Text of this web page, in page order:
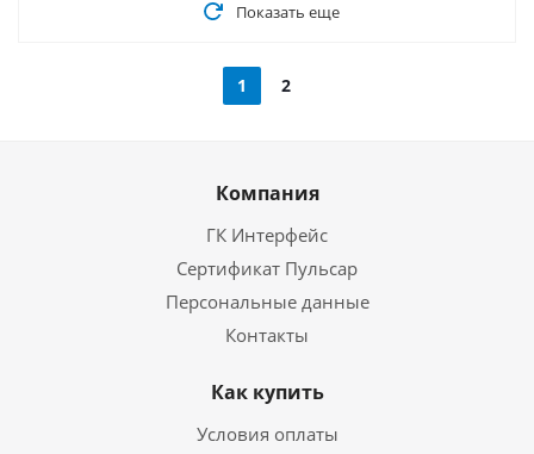
Показать еще
1 2
Компания
ГК Интерфейс
Сертификат Пульсар
Персональные данные
Контакты
Как купить
Условия оплаты